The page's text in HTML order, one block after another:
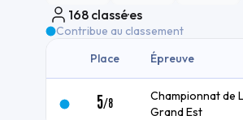
168 classé·es
Contribue au classement
Place
Épreuve
5/8
Championnat de
Grand Est